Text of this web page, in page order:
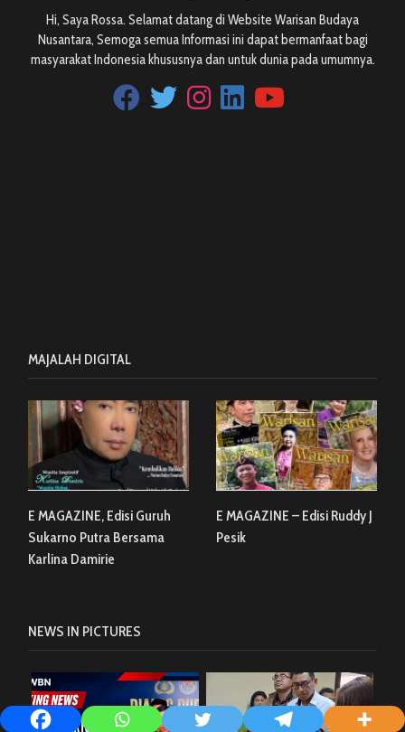
Hi, Saya Rossa. Selamat datang di Website Warisan Budaya
Nusantara, Semoga semua Informasi ini dapat bermanfaat bagi
masyarakat Indonesia khususnya dan untuk dunia pada umumnya.
MAJALAH DIGITAL
E MAGAZINE, Edisi Guruh
Sukarno Putra Bersama
Karlina Damirie
E MAGAZINE – Edisi Ruddy J
Pesik
NEWS IN PICTURES